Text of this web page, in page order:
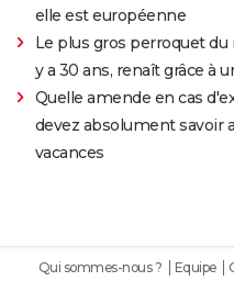
elle est européenne
Le plus gros perroquet
y a 30 ans, renaît grâce à
Quelle amende en cas
devez absolument savoir
vacances
Qui sommes-nous ? Equipe